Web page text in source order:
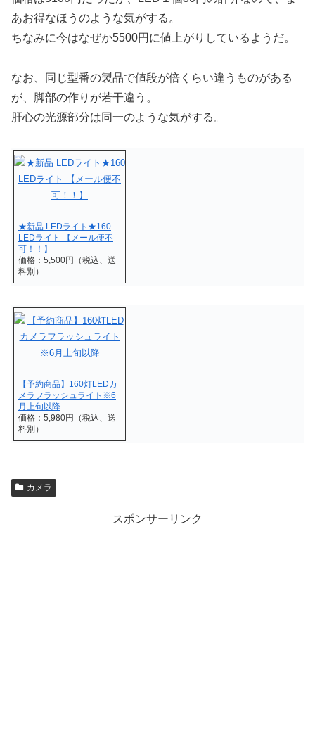
あお得なほうのような気がする。
ちなみに今はなぜか5500円に値上がりしているようだ。
なお、同じ型番の製品で値段が倍くらい違うものがある
が、脚部の作りが若干違う。
肝心の光源部分は同一のような気がする。
★新品 LEDライト★160
LEDライト 【メール便不
可！！】
価格：5,500円（税込、送
料別）
【予約商品】160灯LEDカ
メラフラッシュライト※6
月上旬以降
価格：5,980円（税込、送
料別）
カメラ
スポンサーリンク